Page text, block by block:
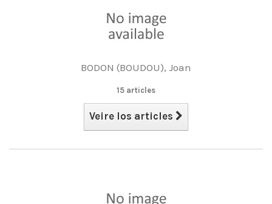
BODON (BOUDOU), Joan
15 articles
Veire los articles